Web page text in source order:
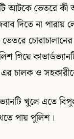
আটকে ভেতরে কী
দিতে না
ভেতরে
গিয়ে
এর চালক ও
খুলে এতে
পায় পুলিশ।